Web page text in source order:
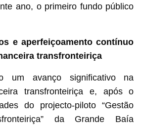
ano, o primeiro fundo público
e aperfeiçoamento contínuo
transfronteiriça
um avanço significativo na
transfronteiriça e, após o
do projecto-piloto “Gestão
da Grande Baía